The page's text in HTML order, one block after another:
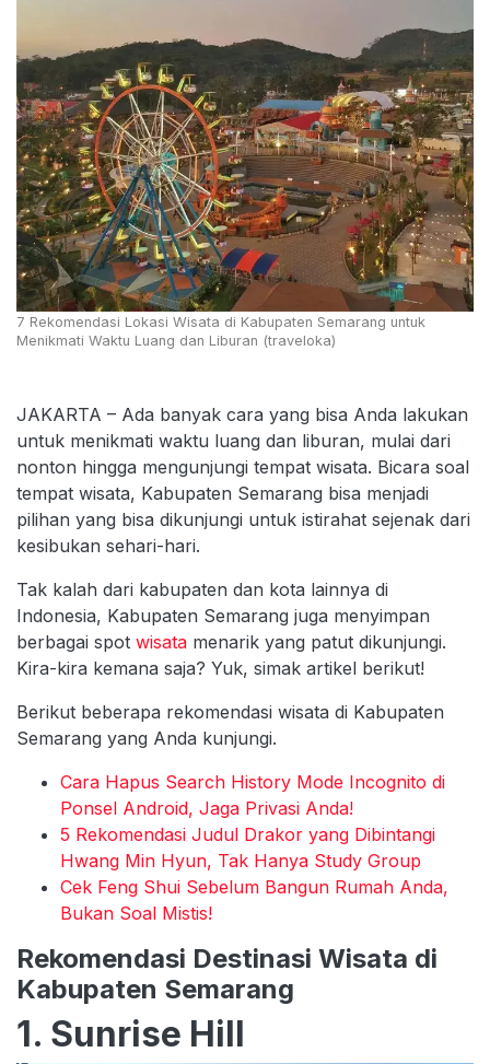
7 Rekomendasi Lokasi Wisata di Kabupaten Semarang untuk
Menikmati Waktu Luang dan Liburan (traveloka)
JAKARTA – Ada banyak cara yang bisa Anda lakukan
untuk menikmati waktu luang dan liburan, mulai dari
nonton hingga mengunjungi tempat wisata. Bicara soal
tempat wisata, Kabupaten Semarang bisa menjadi
pilihan yang bisa dikunjungi untuk istirahat sejenak dari
kesibukan sehari-hari.
Tak kalah dari kabupaten dan kota lainnya di
Indonesia, Kabupaten Semarang juga menyimpan
berbagai spot wisata menarik yang patut dikunjungi.
Kira-kira kemana saja? Yuk, simak artikel berikut!
Berikut beberapa rekomendasi wisata di Kabupaten
Semarang yang Anda kunjungi.
Cara Hapus Search History Mode Incognito di
Ponsel Android, Jaga Privasi Anda!
5 Rekomendasi Judul Drakor yang Dibintangi
Hwang Min Hyun, Tak Hanya Study Group
Cek Feng Shui Sebelum Bangun Rumah Anda,
Bukan Soal Mistis!
Rekomendasi Destinasi Wisata di
Kabupaten Semarang
1. Sunrise Hill